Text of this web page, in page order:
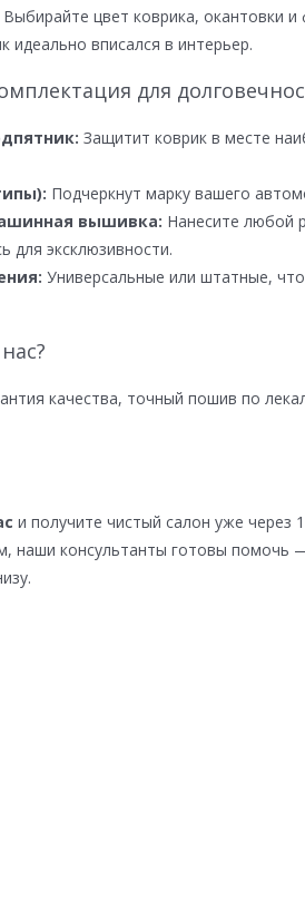
Выбирайте цвет коврика, окантовки
идеально вписался в интерьер.
для
Защитит коврик в месте
Подчеркнут марку вашего
вышивка: Нанесите любой
для эксклюзивности.
Универсальные или штатные,
качества, точный пошив по
и получите чистый салон уже через
наши консультанты готовы помочь